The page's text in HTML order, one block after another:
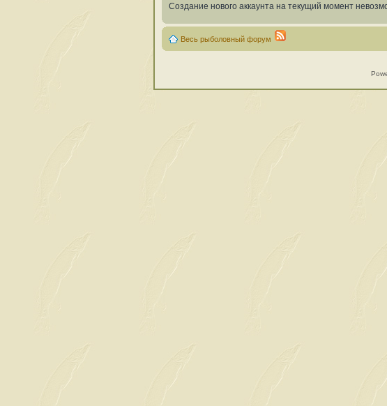
Создание нового аккаунта на текущий момент
Весь рыболовный форум